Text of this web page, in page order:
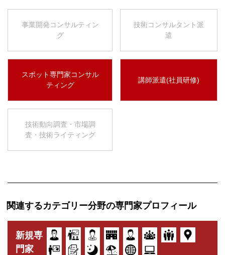
事業開発コンサルティン
グ
技術コンサルタント派
遣
スポット専門家コンサル
ティング
講師派遣(社員研修)
技術動向調査・市場調
査・技術ライティング
関連するカテゴリー分野の専門家プロフィール
新規専
門家